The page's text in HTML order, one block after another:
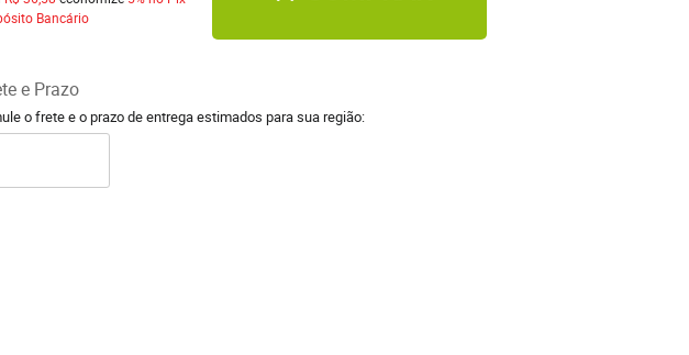
Bancário
e Prazo
o frete e o prazo de entrega estimados para sua região: